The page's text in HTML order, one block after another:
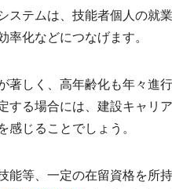
ステムは、 技能者個人の就
率化などにつなげます。
著しく、高年齢化も年々進
する場合には、建設キャリ
感じることでしょう。
能等、一定の在留資格を所